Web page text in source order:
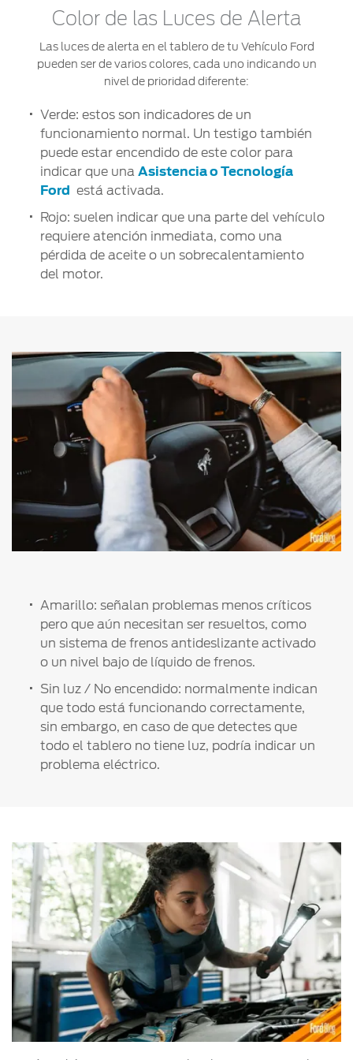
Localiza un
Seminuevos
Técnico
SYNC ®
Color de las Luces de Alerta
Las luces de alerta en el tablero de tu Vehículo Ford
pueden ser de varios colores, cada uno indicando un
nivel de prioridad diferente:
Verde: estos son indicadores de un
funcionamiento normal. Un testigo también
puede estar encendido de este color para
indicar que una Asistencia o Tecnología
Ford está activada.
Rojo: suelen indicar que una parte del vehículo
requiere atención inmediata, como una
pérdida de aceite o un sobrecalentamiento
del motor.
Amarillo: señalan problemas menos críticos
pero que aún necesitan ser resueltos, como
un sistema de frenos antideslizante activado
o un nivel bajo de líquido de frenos.
Sin luz / No encendido: normalmente indican
que todo está funcionando correctamente,
sin embargo, en caso de que detectes que
todo el tablero no tiene luz, podría indicar un
problema eléctrico.